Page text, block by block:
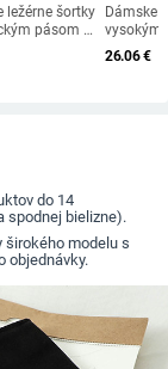
ležérne šortky
pásom a
Dámske
vysokým
26.06€
do 14
spodnej bielizne).
širokého modelu s
objednávky.